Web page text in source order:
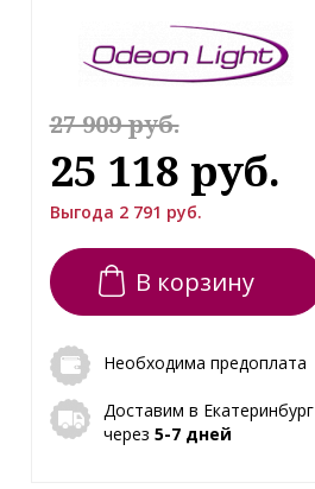
27 909 руб.
25 118 руб.
Выгода 2 791 руб.
В корзину
Необходима предоплата
Доставим в Екатеринбург
через 5-7 дней